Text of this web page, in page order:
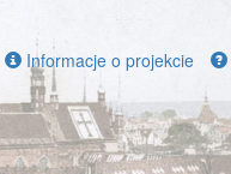
Informacje o projekcie